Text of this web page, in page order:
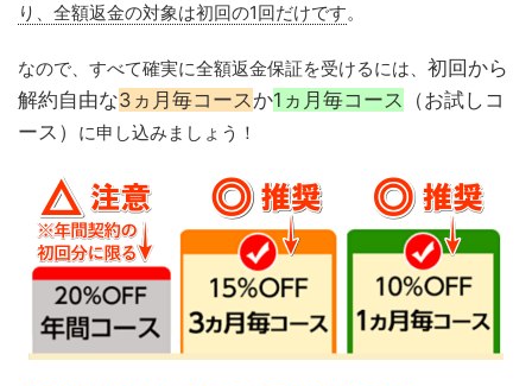
り、全額返金の対象は初回の1回だけです。
なので、すべて確実に全額返金保証を受けるには、 初回から
解約自由な3ヵ月毎コースか1ヵ月毎コース （お試しコ
ース） に申し込みましょう！